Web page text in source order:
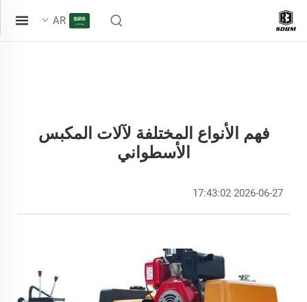
AR
فهم الأنواع المختلفة لآلات المكبس
الأسطواني
2026-06-27 17:43:02